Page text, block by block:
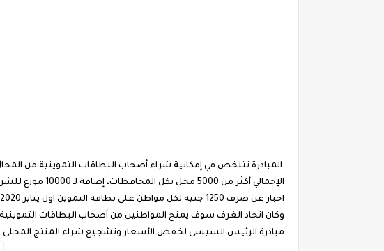
الإجمالي أكثر من 5000 محل بكل المحافظات، إضافة لـ 10000 موزع للشركات التي تنتج منتجات مصرية.
اخبار عن صرف 1250 جنيه لكل مواطن على بطاقة التموين اول يناير 2020
مبادرة الرئيس السيسى لخفض الأسعار وتشجيع شراء المنتج المحلى.